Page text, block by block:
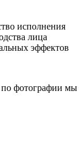
исполнения
лица
эффектов
по фотографии мы